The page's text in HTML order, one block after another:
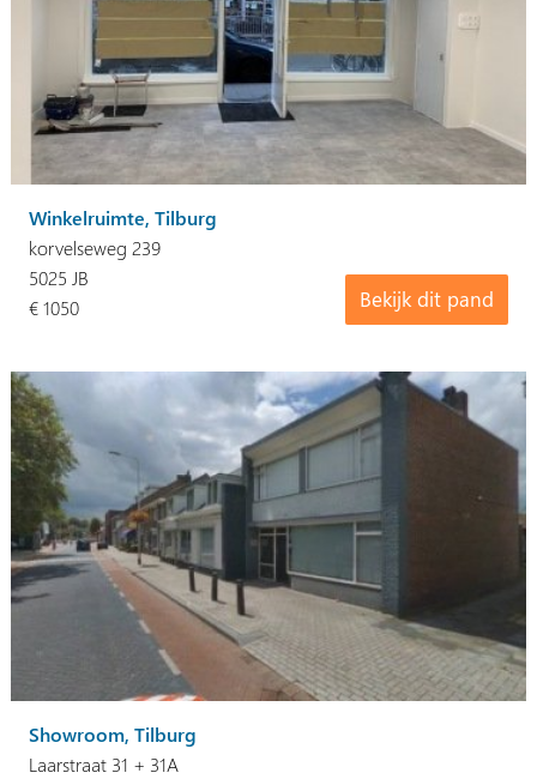
Winkelruimte, Tilburg
korvelseweg 239
Bekijk dit pand
5025 JB
€ 1050
Showroom, Tilburg
Laarstraat 31 + 31A